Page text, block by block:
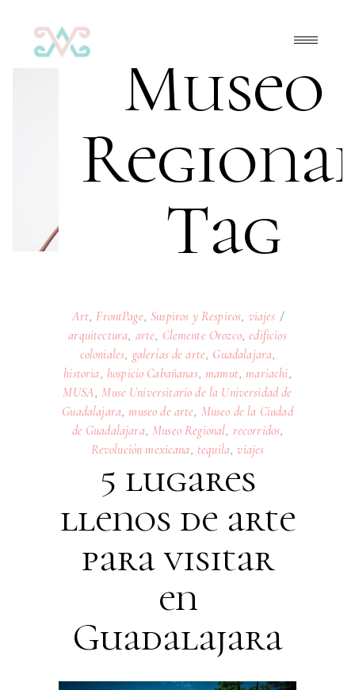
Museo
Tag
Art FrontPage ,Suspiros y Respiros viajes
arquitectura arte Clemente Orozco,edificios
coloniales galerías de arte Guadalajara
historia hospicio Cabañanas, mamut, mariachi
MUSA Muse Universitario de la Universidad de
Guadalajara museo de arte Museo de la Ciudad
de Guadalajara Museo Regional recorridos
Revolución mexicana tequila ,viajes
5 lugares
llenos de arte
para visitar
en
Guadalajara